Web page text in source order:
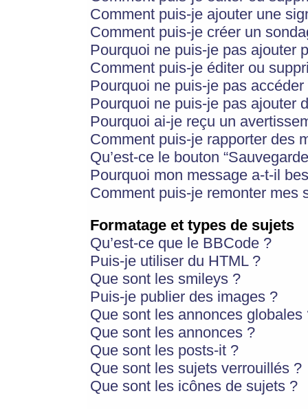
Comment puis-je ajouter une
Comment puis-je créer un
Pourquoi ne puis-je pas ajouter
Comment puis-je éditer ou
Pourquoi ne puis-je pas
Pourquoi ne puis-je pas ajouter
Pourquoi ai-je reçu un
Comment puis-je rapporter des
Qu’est-ce le bouton
Pourquoi mon message a-t-il
Comment puis-je remonter mes
Formatage et types de sujets
Qu’est-ce que le BBCode ?
Puis-je utiliser du HTML ?
Que sont les smileys ?
Puis-je publier des images ?
Que sont les annonces globales
Que sont les annonces ?
Que sont les posts-it ?
Que sont les sujets verrouillés ?
Que sont les icônes de sujets ?